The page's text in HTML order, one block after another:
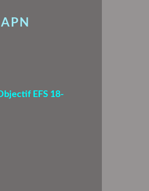
EFS 18-